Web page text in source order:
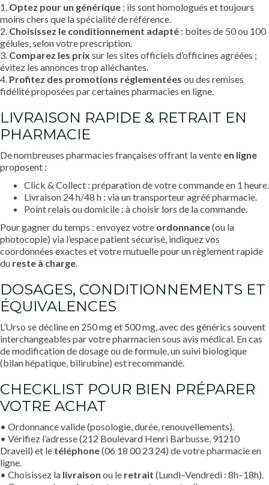
1. Optez pour un générique : ils sont homologués et toujours
moins chers que la spécialité de référence.
2. Choisissez le conditionnement adapté : boîtes de 50 ou 100
gélules, selon votre prescription.
3. Comparez les prix sur les sites officiels d’officines agréées ;
évitez les annonces trop alléchantes.
4. Profitez des promotions réglementées ou des remises
fidélité proposées par certaines pharmacies en ligne.
LIVRAISON RAPIDE & RETRAIT EN
PHARMACIE
De nombreuses pharmacies françaises offrant la vente en ligne
proposent :
Click & Collect : préparation de votre commande en 1 heure.
Livraison 24 h/48 h : via un transporteur agréé pharmacie.
Point relais ou domicile : à choisir lors de la commande.
Pour gagner du temps : envoyez votre ordonnance(ou la
photocopie) via l’espace patient sécurisé, indiquez vos
coordonnées exactes et votre mutuelle pour un règlement rapide
du reste à charge.
DOSAGES, CONDITIONNEMENTS ET
ÉQUIVALENCES
L’Urso se décline en 250 mg et 500 mg, avec des générics souvent
interchangeables par votre pharmacien sous avis médical. En cas
de modification de dosage ou de formule, un suivi biologique
(bilan hépatique, bilirubine) est recommandé.
CHECKLIST POUR BIEN PRÉPARER
VOTRE ACHAT
• Ordonnance valide (posologie, durée, renouvellements).
• Vérifiez l’adresse (212 Boulevard Henri Barbusse, 91210
Draveil) et le téléphone(06 18 00 23 24) de votre pharmacie en
ligne.
• Choisissez la livraison ou le retrait (Lundi–Vendredi : 8h–18h).